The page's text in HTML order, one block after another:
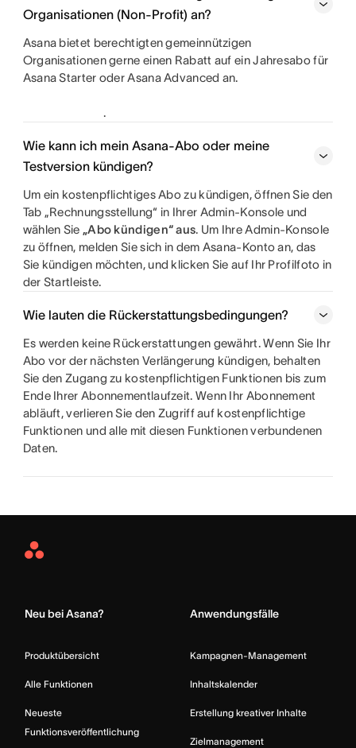
Organisationen (Non-Profit) an?
Asana bietet berechtigten gemeinnützigen
Organisationen gerne einen Rabatt auf ein Jahresabo für
Asana Starter oder Asana Advanced an.
.
Wie kann ich mein Asana-Abo oder meine
Testversion kündigen?
Um ein kostenpflichtiges Abo zu kündigen, öffnen Sie den
Tab „Rechnungsstellung“ in Ihrer Admin-Konsole und
wählen Sie „Abo kündigen“ aus. Um Ihre Admin-Konsole
zu öffnen, melden Sie sich in dem Asana-Konto an, das
Sie kündigen möchten, und klicken Sie auf Ihr Profilfoto in
der Startleiste.
Wie lauten die Rückerstattungsbedingungen?
Es werden keine Rückerstattungen gewährt. Wenn Sie Ihr
Abo vor der nächsten Verlängerung kündigen, behalten
Sie den Zugang zu kostenpflichtigen Funktionen bis zum
Ende Ihrer Abonnementlaufzeit. Wenn Ihr Abonnement
abläuft, verlieren Sie den Zugriff auf kostenpflichtige
Funktionen und alle mit diesen Funktionen verbundenen
Daten.
Asana
Neu bei Asana?
Produktübersicht
Alle Funktionen
Neueste
Funktionsveröffentlichung
Anwendungsfälle
Kampagnen-Management
Inhaltskalender
Erstellung kreativer Inhalte
Zielmanagement